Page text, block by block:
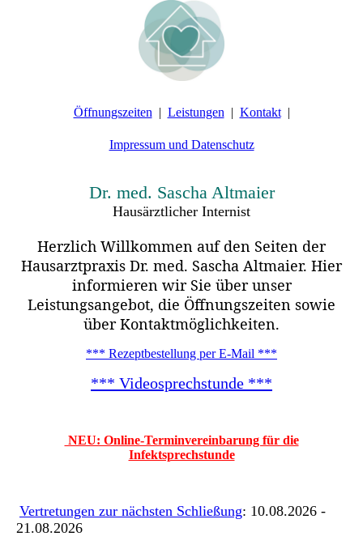
Öffnungszeiten Leistungen Kontakt
Impressum und Datenschutz
Dr. med. Sascha Altmaier
Hausärztlicher Internist
Herzlich Willkommen auf den Seiten der
Hausarztpraxis Dr. med. Sascha Altmaier. Hier
informieren wir Sie über unser
Leistungsangebot, die Öffnungszeiten sowie
über Kontaktmöglichkeiten.
*** Rezeptbestellung per E-Mail ***
*** Videosprechstunde ***
NEU: Online-Terminvereinbarung für die
Infektsprechstunde
Vertretungen zur nächsten Schließung: 10.08.2026 -
21.08.2026